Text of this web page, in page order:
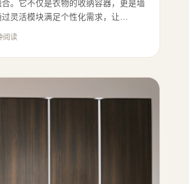
。它不仅是衣物的收纳容器，更是墙
灵活模块满足个性化需求，让…
阅读